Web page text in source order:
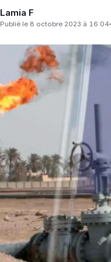
Lamia F
Publié le 8 octobre 2023 à 16:04